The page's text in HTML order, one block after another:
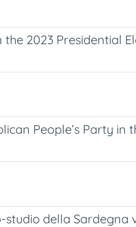
2023 Presidential
People’s Party in
della Sardegna